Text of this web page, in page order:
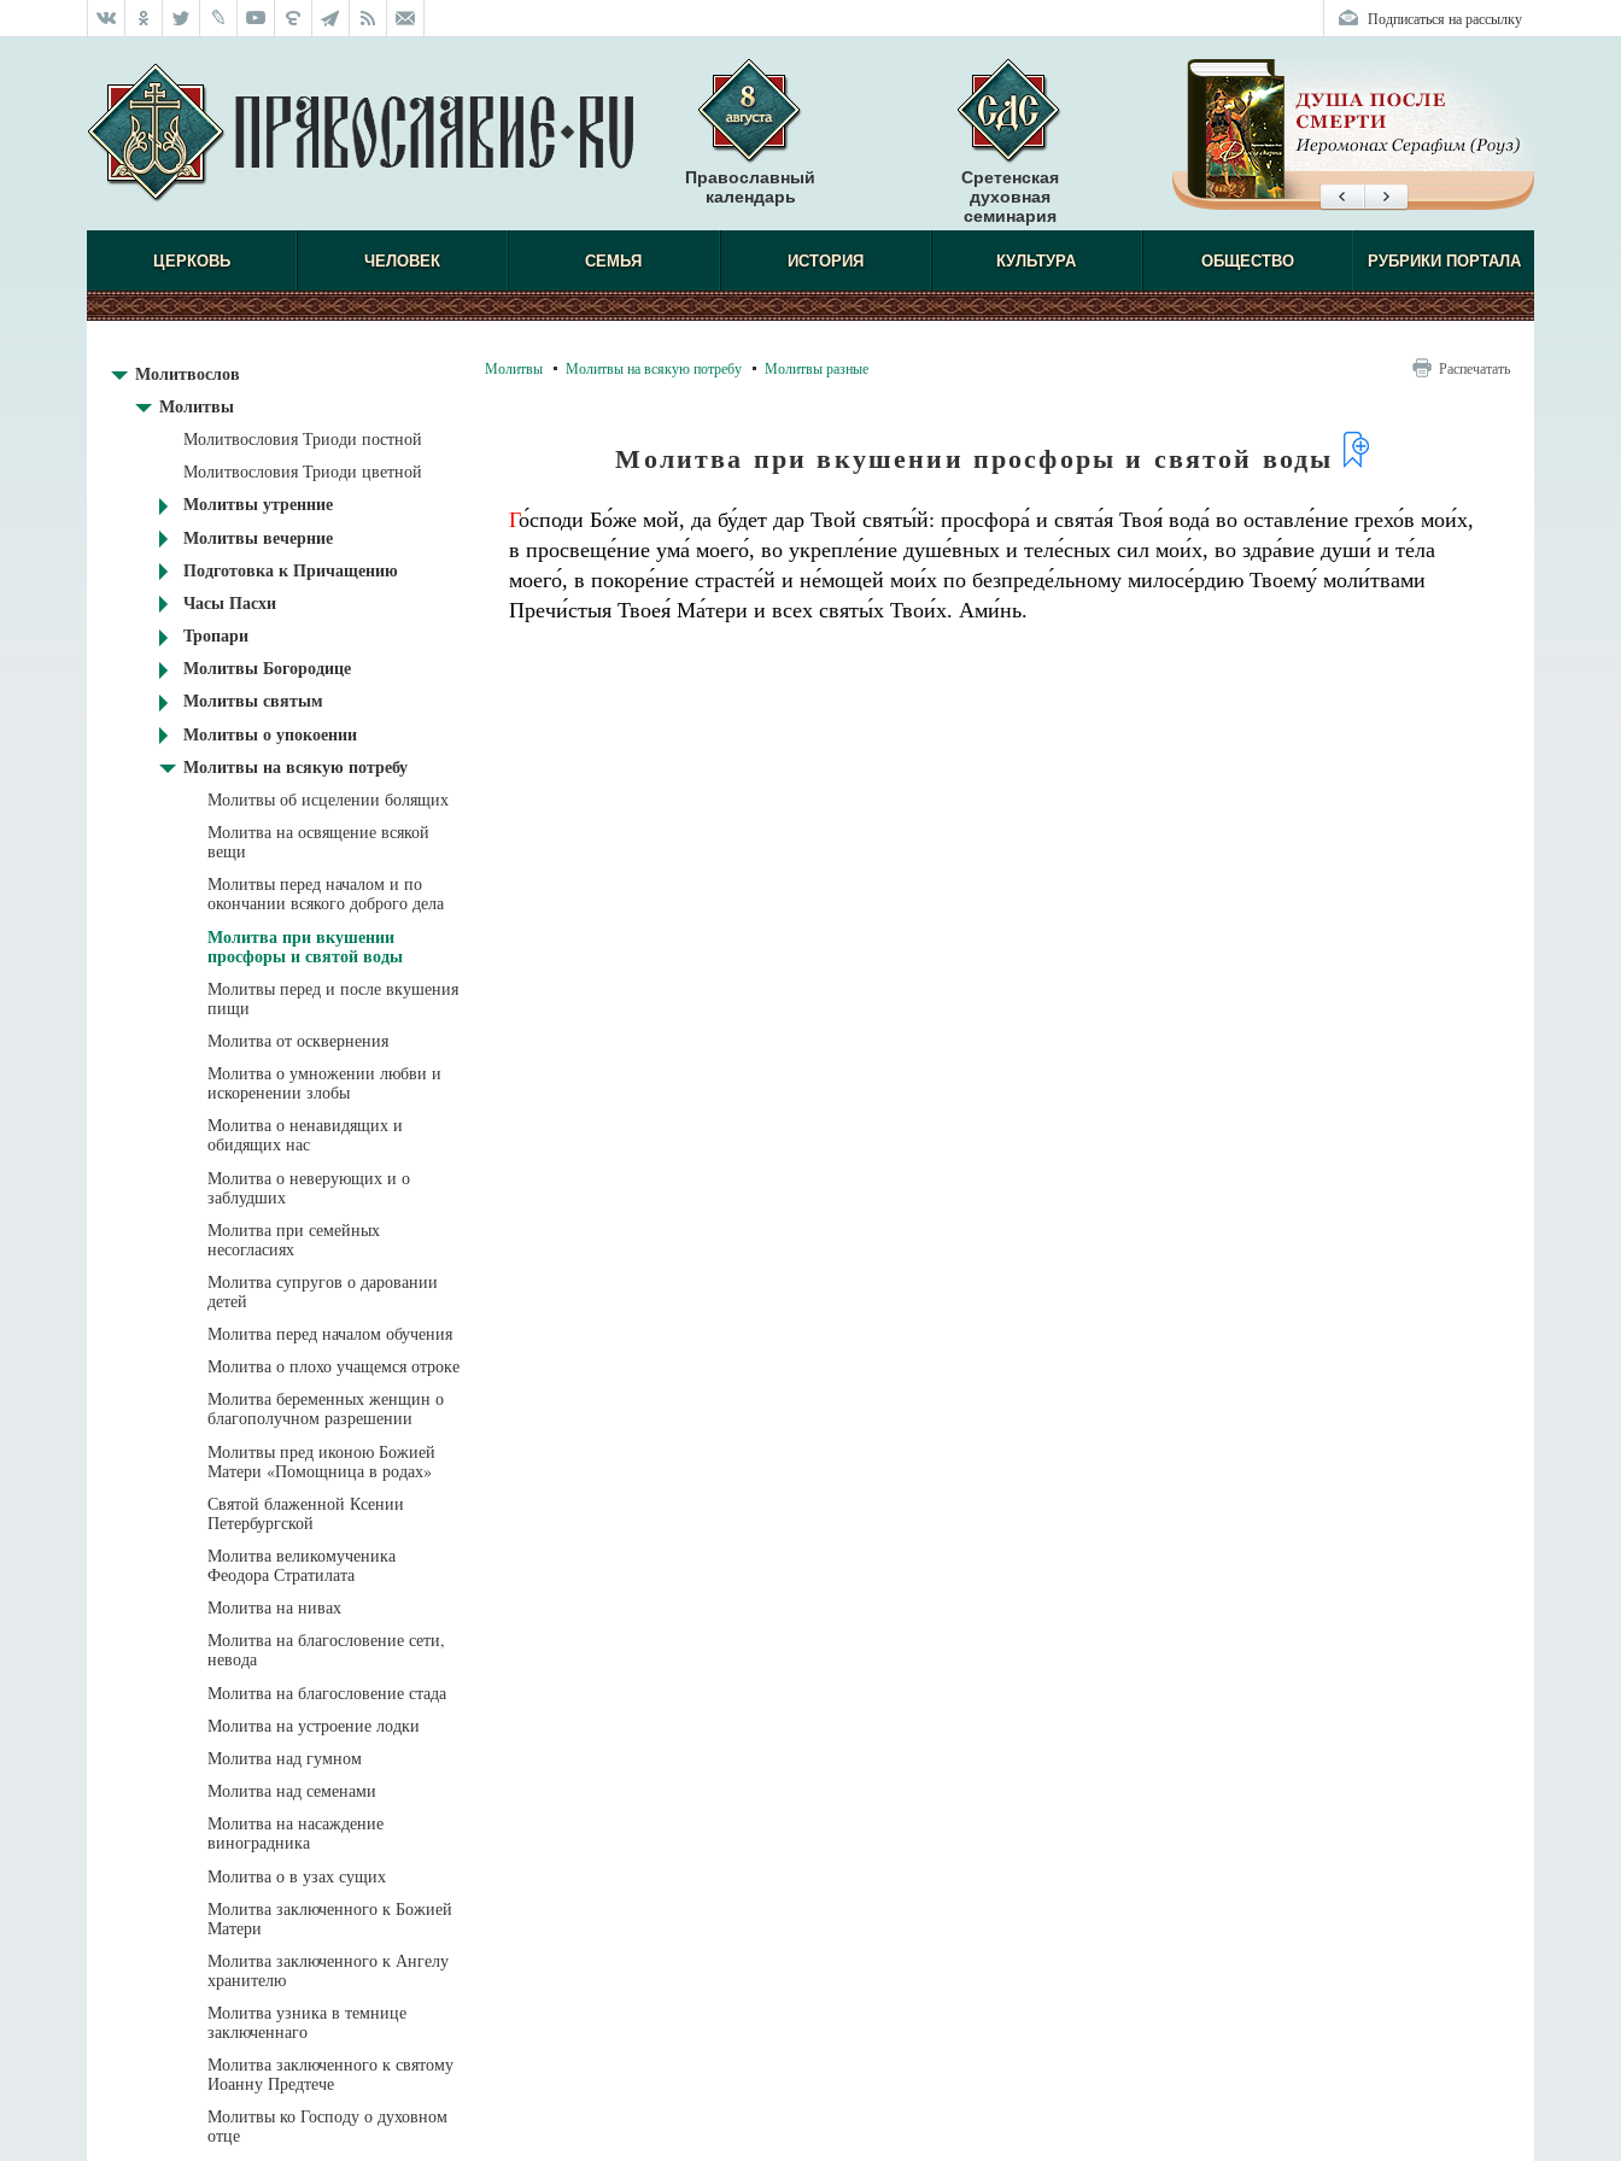
Подписаться на рассылку
Православный
календарь
Сретенская
духовная
семинария
ЦЕРКОВЬ ЧЕЛОВЕК СЕМЬЯ ИСТОРИЯ КУЛЬТУРА ОБЩЕСТВО РУБРИКИ ПОРТАЛА
Молитвы Молитвы на всякую потребу Молитвы разные Распечатать
Молитва при вкушении просфоры и святой воды
Го́споди Бо́же мой, да бу́дет дар Твой святы́й: просфора́ и свята́я Твоя́ вода́ во оставле́ние грехо́в мои́х,
в просвеще́ние ума́ моего́, во укрепле́ние душе́вных и теле́сных сил мои́х, во здра́вие души́ и те́ла
моего́, в покоре́ние страсте́й и не́мощей мои́х по безпреде́льному милосе́рдию Твоему́ моли́твами
Пречи́стыя Твоея́ Ма́тери и всех святы́х Твои́х. Ами́нь.
Молитвослов
Молитвы
Молитвословия Триоди постной
Молитвословия Триоди цветной
Молитвы утренние
Молитвы вечерние
Подготовка к Причащению
Часы Пасхи
Тропари
Молитвы Богородице
Молитвы святым
Молитвы о упокоении
Молитвы на всякую потребу
Молитвы об исцелении болящих
Молитва на освящение всякой
вещи
Молитвы перед началом и по
окончании всякого доброго дела
Молитва при вкушении
просфоры и святой воды
Молитвы перед и после вкушения
пищи
Молитва от осквернения
Молитва о умножении любви и
искоренении злобы
Молитва о ненавидящих и
обидящих нас
Молитва о неверующих и о
заблудших
Молитва при семейных
несогласиях
Молитва супругов о даровании
детей
Молитва перед началом обучения
Молитва о плохо учащемся отроке
Молитва беременных женщин о
благополучном разрешении
Молитвы пред иконою Божией
Матери «Помощница в родах»
Святой блаженной Ксении
Петербургской
Молитва великомученика
Феодора Стратилата
Молитва на нивах
Молитва на благословение сети,
невода
Молитва на благословение стада
Молитва на устроение лодки
Молитва над гумном
Молитва над семенами
Молитва на насаждение
виноградника
Молитва о в узах сущих
Молитва заключенного к Божией
Матери
Молитва заключенного к Ангелу
хранителю
Молитва узника в темнице
заключеннаго
Молитва заключенного к святому
Иоанну Предтече
Молитвы ко Господу о духовном
отце